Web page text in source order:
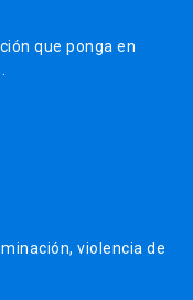
que ponga en
violencia de